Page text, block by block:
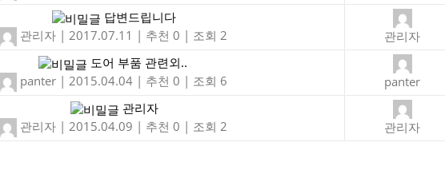
답변드립니다
관리자 | 2017.07.11 | 추천 0 | 조회 2 관리자
도어 부품 관련외..
panter | 2015.04.04 | 추천 0 | 조회 6 panter
관리자
관리자 | 2015.04.09 | 추천 0 | 조회 2 관리자